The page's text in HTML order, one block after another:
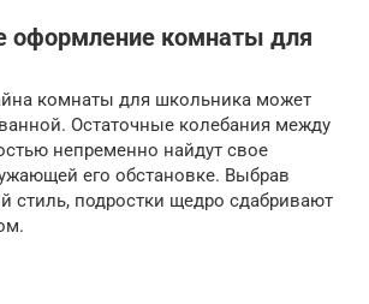
оформление комнаты для
комнаты для школьника может
Остаточные колебания между
непременно найдут свое
его обстановке. Выбрав
стиль, подростки щедро сдабривают